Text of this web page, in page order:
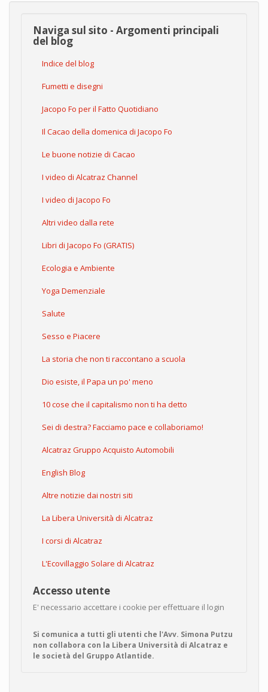
Naviga sul sito - Argomenti principali
del blog
Indice del blog
Fumetti e disegni
Jacopo Fo per il Fatto Quotidiano
Il Cacao della domenica di Jacopo Fo
Le buone notizie di Cacao
I video di Alcatraz Channel
I video di Jacopo Fo
Altri video dalla rete
Libri di Jacopo Fo (GRATIS)
Ecologia e Ambiente
Yoga Demenziale
Salute
Sesso e Piacere
La storia che non ti raccontano a scuola
Dio esiste, il Papa un po' meno
10 cose che il capitalismo non ti ha detto
Sei di destra? Facciamo pace e collaboriamo!
Alcatraz Gruppo Acquisto Automobili
English Blog
Altre notizie dai nostri siti
La Libera Università di Alcatraz
I corsi di Alcatraz
L'Ecovillaggio Solare di Alcatraz
Accesso utente
E' necessario accettare i cookie per effettuare il login
Si comunica a tutti gli utenti che l'Avv. Simona Putzu
non collabora con la Libera Università di Alcatraz e
le società del Gruppo Atlantide.